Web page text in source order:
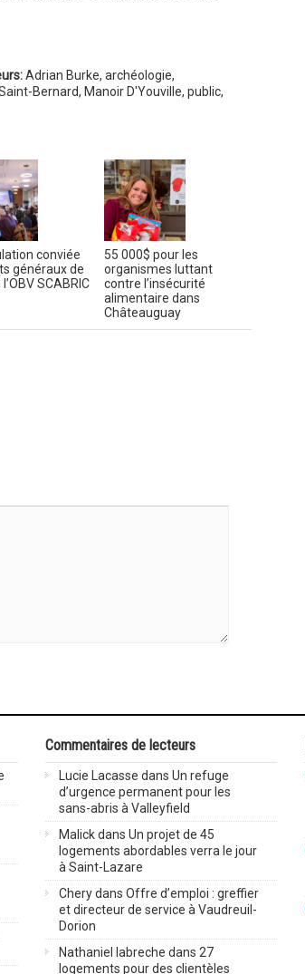
Adrian Burke, archéologie,
Bernard, Manoir D'Youville, public,
conviée
généraux de
l’OBV SCABRIC
55 000$ pour les
organismes luttant
contre l’insécurité
alimentaire dans
Châteauguay
Commentaires de lecteurs
Lucie Lacasse dans Un refuge
d’urgence permanent pour les
sans-abris à Valleyfield
Malickdans Un projet de 45
logements abordables verra le jour
à Saint-Lazare
Cherydans Offre d’emploi : greffier
et directeur de service à Vaudreuil-
Dorion
Nathaniel labreche dans 27
logements pour des clientèles